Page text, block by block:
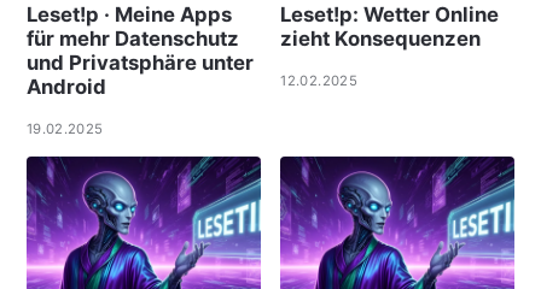
Leset!p · Meine Apps
für mehr Datenschutz
und Privatsphäre unter
Android
19.02.2025
Leset!p: Wetter Online
zieht Konsequenzen
12.02.2025